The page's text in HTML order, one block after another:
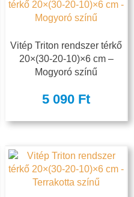
Vitép Triton rendszer térkő
20×(30-20-10)×6 cm –
Mogyoró színű
5 090 Ft